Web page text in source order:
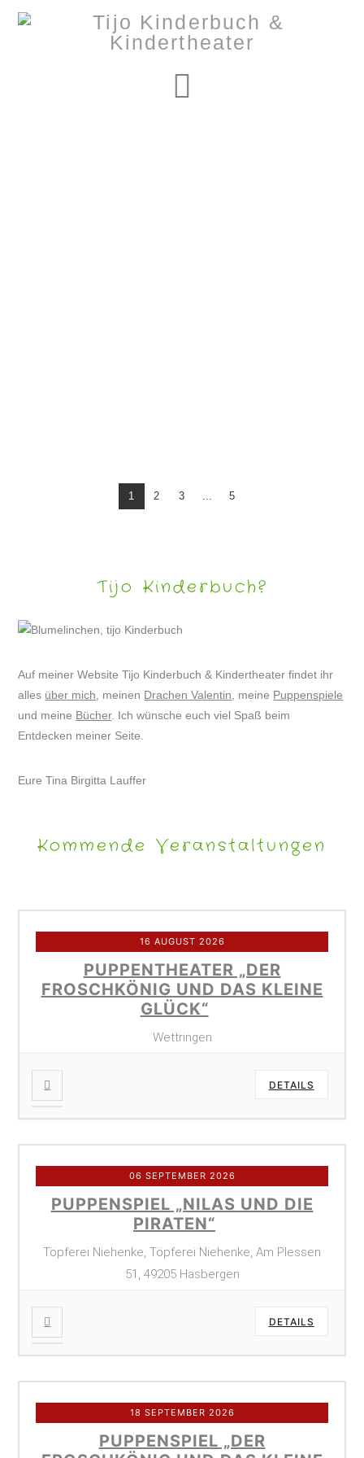
1 2 3 5
Tijo Kinderbuch?
Auf meiner Website Tijo Kinderbuch & Kindertheater findet ihr
alles über mich , meinen Drachen Valentin , meine Puppenspiele
und meine Bücher. Ich wünsche euch viel Spaß beim
Entdecken meiner Seite.
Eure Tina Birgitta Lauffer
Kommende Veranstaltungen
16 AUGUST 2026
PUPPENTHEATER „DER
FROSCHKÖNIG UND DAS KLEINE
GLÜCK“
Wettringen
DETAILS
06 SEPTEMBER 2026
PUPPENSPIEL „NILAS UND DIE
PIRATEN“
Töpferei Niehenke, Töpferei Niehenke, Am Plessen
51, 49205 Hasbergen
DETAILS
18 SEPTEMBER 2026
PUPPENSPIEL „DER